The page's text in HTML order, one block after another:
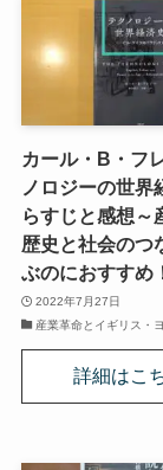
産業革命
ロシアの
ディストピ
三島由紀夫
ロシアの偉
ロシアの文
カール・B・フ
ノロジーの世界
らすじと感想～
歴史と社会のつ
ぶのにおすすめ
2022年7月27日
産業革命とイギリス・